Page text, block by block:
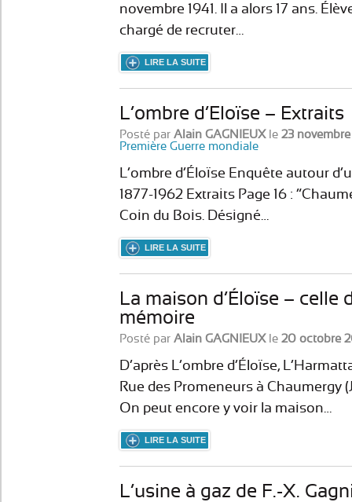
novembre 1941. Il a alors 17 ans.
chargé de recruter…
LIRE LA SUITE
L’ombre d’Eloïse – Extraits
Posté par Alain GAGNIEUX le 23
Première Guerre mondiale
L’ombre d’Éloïse Enquête autour
1877-1962 Extraits Page 16 :
Coin du Bois. Désigné…
LIRE LA SUITE
La maison d’Éloïse – celle
mémoire
Posté par Alain GAGNIEUX le 20 octobre
D’après L’ombre d’Éloïse,
Rue des Promeneurs à Chaumergy
On peut encore y voir la maison…
LIRE LA SUITE
L’usine à gaz de F.-X.